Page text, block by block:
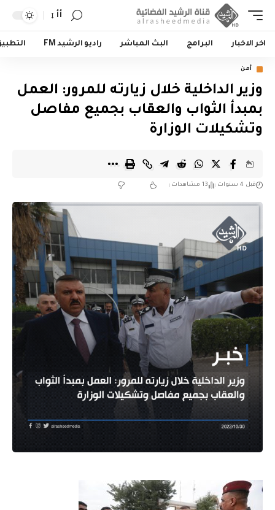
أأ
اخر الاخبار البرامج البث المباشر راديو الرشيد FM
أمن
وزير الداخلية خلال زيارته للمرور: العمل
بمبدأ الثواب والعقاب بجميع مفاصل
وتشكيلات الوزارة
قبل 4 سنوات 13 مشاهدات